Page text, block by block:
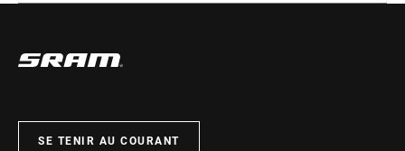
composants sont disponibles sur les pages SRAM Service.
SE TENIR AU COURANT